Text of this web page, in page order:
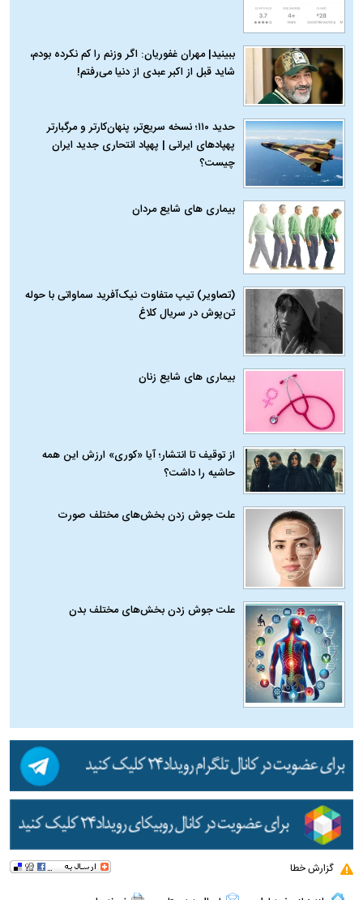
ببینید| مهران غفوریان: اگر وزنم را کم نکرده بودم،
شاید قبل از اکبر عبدی از دنیا می‌رفتم!
حدید ۱۱۰؛ نسخه سریع‌تر، پنهان‌کارتر و مرگبارتر
پهپادهای ایرانی | پهپاد انتحاری جدید ایران
چیست؟
بیماری‌ های شایع مردان
(تصاویر) تیپ متفاوت نیک‌آفرید سماواتی با حوله
تن‌پوش در سریال کلاغ
بیماری‌ های شایع زنان
از توقیف تا انتشار؛ آیا «کوری» ارزش این همه
حاشیه را داشت؟
علت جوش زدن بخش‌های مختلف صورت
علت جوش زدن بخش‌های مختلف بدن
گزارش خطا